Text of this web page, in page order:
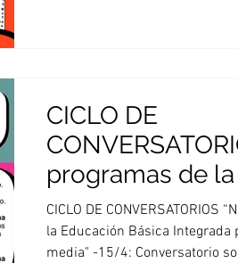
CICLO DE
programas de
Básica
enseñanza
CICLO DE CONVERSATORIOS
la Educación Básica Integrada
media" -15/4: Conversatorio